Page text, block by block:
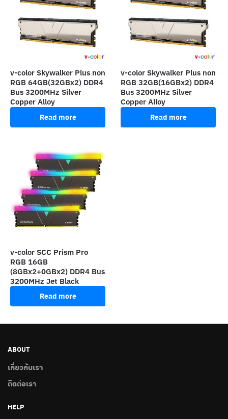
v-color Skywalker Plus non
RGB 64GB(32GBx2) DDR4
Bus 3200MHz Silver
Copper Alloy
Read more
v-color Skywalker Plus non
RGB 32GB(16GBx2) DDR4
Bus 3200MHz Silver
Copper Alloy
Read more
v-color SCC Prism Pro
RGB 16GB
(8GBx2+0GBx2) DDR4 Bus
3200MHz Jet Black
Read more
ABOUT
เกี่ยวกับเรา
ติดต่อเรา
HELP